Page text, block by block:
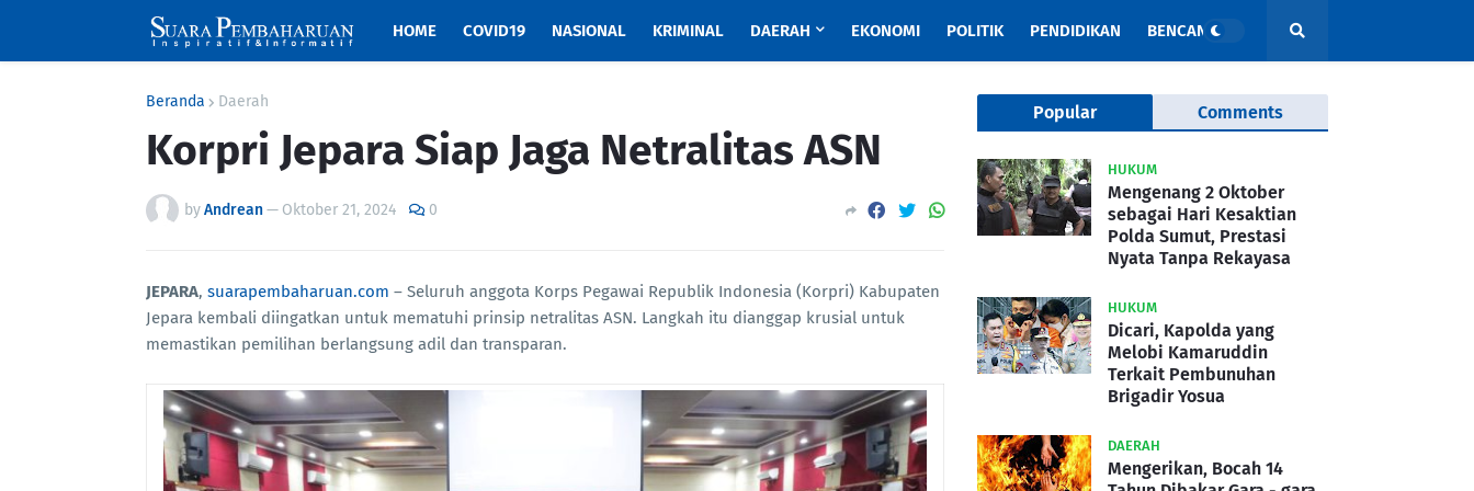
HOME COVID19 NASIONAL KRIMINAL DAERAH EKONOMI POLITIK PENDIDIKAN BENCANA
Beranda Daerah
Korpri Jepara Siap Jaga Netralitas ASN
byAndrean— Oktober 21, 2024 0
JEPARA, suarapembaharuan.com – Seluruh anggota Korps Pegawai Republik Indonesia (Korpri) Kabupaten
Jepara kembali diingatkan untuk mematuhi prinsip netralitas ASN. Langkah itu dianggap krusial untuk
memastikan pemilihan berlangsung adil dan transparan.
Popular Comments
HUKUM
Mengenang 2 Oktober
sebagai Hari Kesaktian
Polda Sumut, Prestasi
Nyata Tanpa Rekayasa
HUKUM
Dicari, Kapolda yang
Melobi Kamaruddin
Terkait Pembunuhan
Brigadir Yosua
DAERAH
Mengerikan, Bocah 14